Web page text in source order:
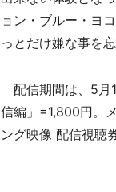
ョン・ブルー・ヨ
っとだけ嫌な事を
配信期間は、5月
信編」=1,800円。
ング映像 配信視聴